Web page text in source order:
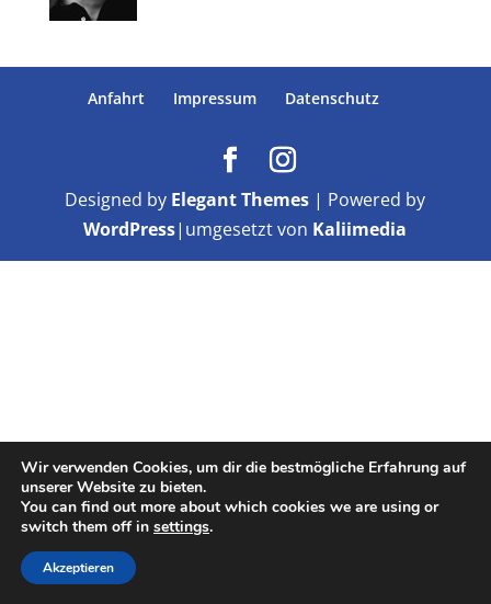
Anfahrt Impressum Datenschutz
Designed by Elegant Themes | Powered by
WordPress|umgesetzt von Kaliimedia
Wir verwenden Cookies, um dir die bestmögliche Erfahrung auf
unserer Website zu bieten.
You can find out more about which cookies we are using or
switch them off in settings.
Akzeptieren